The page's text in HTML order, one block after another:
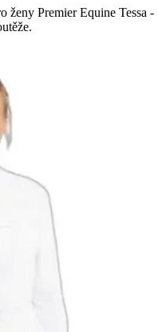
ženy Premier Equine Tessa -